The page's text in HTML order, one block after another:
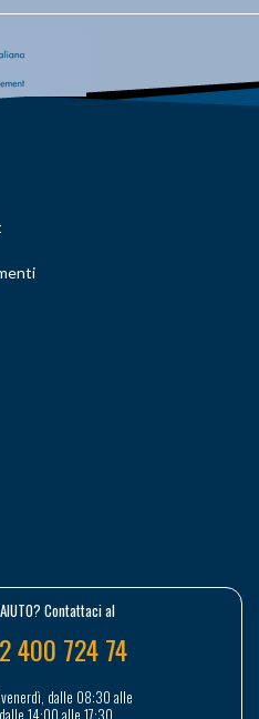
Contattaci al
400 724 74
dalle 08:30 alle
14:00 alle 17:30